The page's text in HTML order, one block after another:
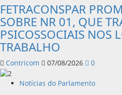
FETRACONSPAR
SOBRE NR 01, QUE
PSICOSSOCIAIS NOS
TRABALHO
Contricom 07/08/2026 0
Notícias do Parlamento